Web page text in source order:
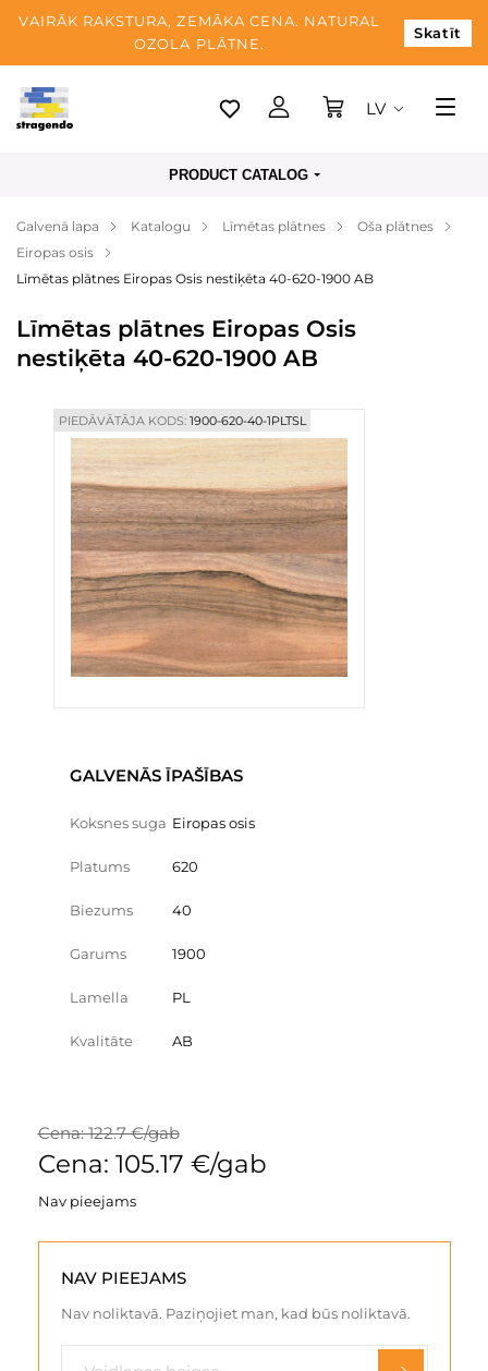
VAIRĀK RAKSTURA, ZEMĀKA CENA. NATURAL
OZOLA PLĀTNE.
Skatīt
Tallina
Apmaksa
Par mums
Blogs
Kontaktinformācija
LV
PRODUCT CATALOG
Galvenā lapa Katalogu Līmētas plātnes
Oša plātnes
Eiropas osis
Līmētas plātnes Eiropas Osis nestiķēta 40-620-1900 AB
Līmētas plātnes Eiropas Osis
nestiķēta 40-620-1900 AB
PIEDĀVĀTĀJA KODS:1900-620-40-1PLTSL
GALVENĀS ĪPAŠĪBAS
Koksnes suga Eiropas osis
Platums 620
Biezums 40
Garums 1900
Lamella PL
Kvalitāte AB
Cena: 122.7 €/gab
Cena: 105.17 €/gab
Nav pieejams
NAV PIEEJAMS
Nav noliktavā. Paziņojiet man, kad būs noliktavā.